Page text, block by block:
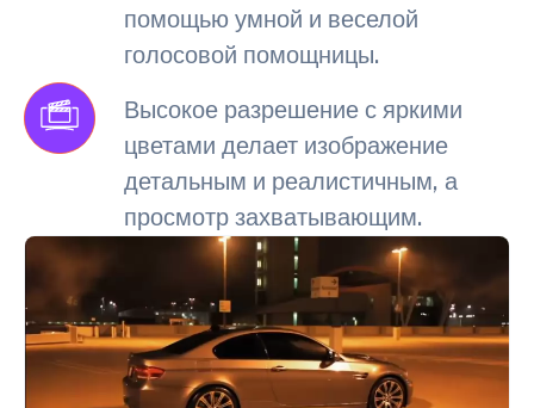
помощью умной и веселой
голосовой помощницы.
Высокое разрешение с яркими
цветами делает изображение
детальным и реалистичным, а
просмотр захватывающим.